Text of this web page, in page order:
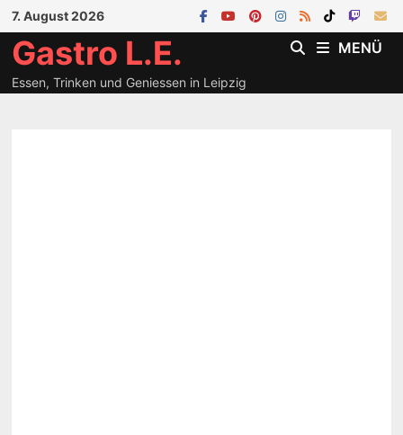
Zum
Inhalt
springen
7. August 2026
Gastro L.E.
Essen, Trinken und Geniessen in Leipzig
MENÜ